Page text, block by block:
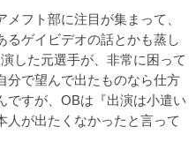
メフト部に注目が集まって、
るゲイビデオの話とかも蒸し
した元選手が、非常に困って
分で望んで出たものなら仕方
ですが、OBは『出演は小遣い
人が出たくなかったと言って